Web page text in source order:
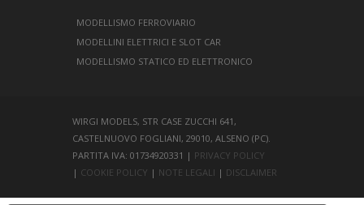
MODELLISMO FERROVIARIO
MODELLINI ELETTRICI E SLOT CAR
MODELLISMO STATICO ED ELETTRONICO
WIRGI MODELS, STR CASE ZUCCHI 641,
CASTELNUOVO FOGLIANI, 29010, ALSENO (PC).
PARTITA IVA: 01734920331 | PRIVACY POLICY
| COOKIE POLICY | NOTE LEGALI | DISCLAIMER